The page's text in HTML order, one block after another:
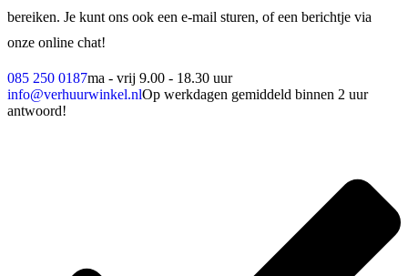
bereiken. Je kunt ons ook een e-mail sturen, of een berichtje via
onze online chat!
085 250 0187ma - vrij 9.00 - 18.30 uur
info@verhuurwinkel.nlOp werkdagen gemiddeld binnen 2 uur
antwoord!